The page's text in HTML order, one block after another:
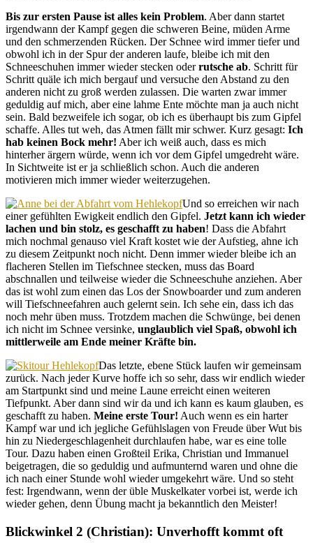
Bis zur ersten Pause ist alles kein Problem. Aber dann startet
irgendwann der Kampf gegen die schweren Beine, müden Arme
und den schmerzenden Rücken. Der Schnee wird immer tiefer und
obwohl ich in der Spur der anderen laufe, bleibe ich mit den
Schneeschuhen immer wieder stecken oderrutsche ab. Schritt für
Schritt quäle ich mich bergauf und versuche den Abstand zu den
anderen nicht zu groß werden zulassen. Die warten zwar immer
geduldig auf mich, aber eine lahme Ente möchte man ja auch nicht
sein. Bald bezweifele ich sogar, ob ich es überhaupt bis zum Gipfel
schaffe. Alles tut weh, das Atmen fällt mir schwer. Kurz gesagt: Ich
hab keinen Bock mehr! Aber ich weiß auch, dass es mich
hinterher ärgern würde, wenn ich vor dem Gipfel umgedreht wäre.
In Sichtweite ist er ja schließlich schon. Auch die anderen
motivieren mich immer wieder weiterzugehen.
Und so erreichen wir nach
einer gefühlten Ewigkeit endlich den Gipfel. Jetzt kann ich wieder
lachen und bin stolz, es geschafft zu haben! Dass die Abfahrt
mich nochmal genauso viel Kraft kostet wie der Aufstieg, ahne ich
zu diesem Zeitpunkt noch nicht. Denn immer wieder bleibe ich an
flacheren Stellen im Tiefschnee stecken, muss das Board
abschnallen und teilweise wieder die Schneeschuhe anziehen. Aber
das ist wohl zum einen das Los der Snowboarder und zum anderen
will Tiefschneefahren auch gelernt sein. Ich sehe ein, dass ich das
noch mehr üben muss. Trotzdem machen die Schwünge, bei denen
ich nicht im Schnee versinke, unglaublich viel Spaß, obwohl ich
mittlerweile am Ende meiner Kräfte bin.
Das letzte, ebene Stück laufen wir gemeinsam
zurück. Nach jeder Kurve hoffe ich so sehr, dass wir endlich wieder
am Startpunkt sind und meine Laune erreicht einen weiteren
Tiefpunkt. Aber dann sind wir da und ich kann es kaum glauben, es
geschafft zu haben. Meine erste Tour! Auch wenn es ein harter
Kampf war und ich jegliche Gefühlslagen von Freude über Wut bis
hin zu Niedergeschlagenheit durchlaufen habe, war es eine tolle
Tour. Dazu haben einen Großteil Erika, Christian und Immanuel
beigetragen, die so geduldig und aufmunternd waren und ohne die
ich nach einer Stunde wohl wieder umgekehrt wäre. Und so steht
fest: Irgendwann, wenn der üble Muskelkater vorbei ist, werde ich
wieder gehen, denn Übung macht ja bekanntlich den Meister!
Blickwinkel 2 (Christian): Unverhofft kommt oft